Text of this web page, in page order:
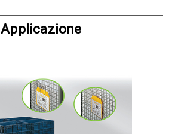
Applicazione